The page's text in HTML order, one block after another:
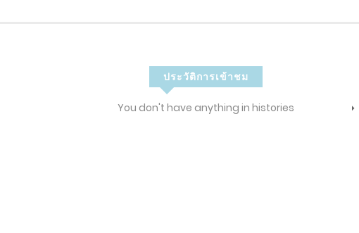
บทที่ 349 – ชัยชนะที่สมบูรณ์
ประวัติการเข้าชม
You don't have anything in histories